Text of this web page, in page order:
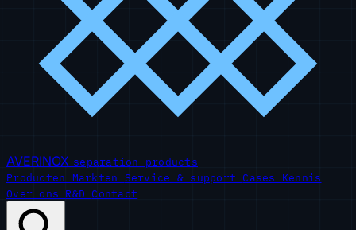
AVERINOX separation products
Producten Markten Service & support Cases Kennis
Over ons R&D Contact